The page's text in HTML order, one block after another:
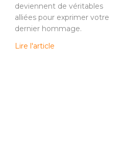
deviennent de véritables
alliées pour exprimer votre
dernier hommage.
Lire l'article